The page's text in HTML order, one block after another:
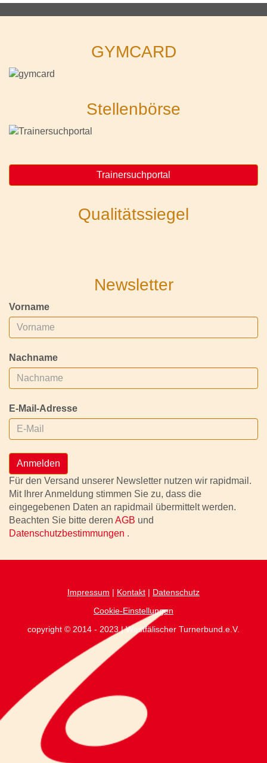
GYMCARD
Stellenbörse
Trainersuchportal
Qualitätssiegel
Newsletter
Vorname
Nachname
E-Mail-Adresse
Anmelden
Für den Versand unserer Newsletter nutzen wir rapidmail.
Mit Ihrer Anmeldung stimmen Sie zu, dass die
eingegebenen Daten an rapidmail übermittelt werden.
Beachten Sie bitte deren AGB und
Datenschutzbestimmungen .
Impressum | Kontakt | Datenschutz
Cookie-Einstellungen
copyright © 2014 - 2023 | Westfälischer Turnerbund.e.V.